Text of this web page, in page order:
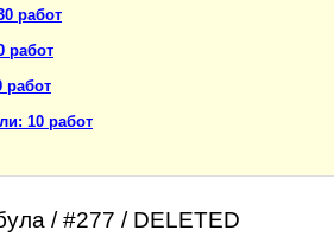
работ
работ
работ
10 работ
/ #277 / DELETED